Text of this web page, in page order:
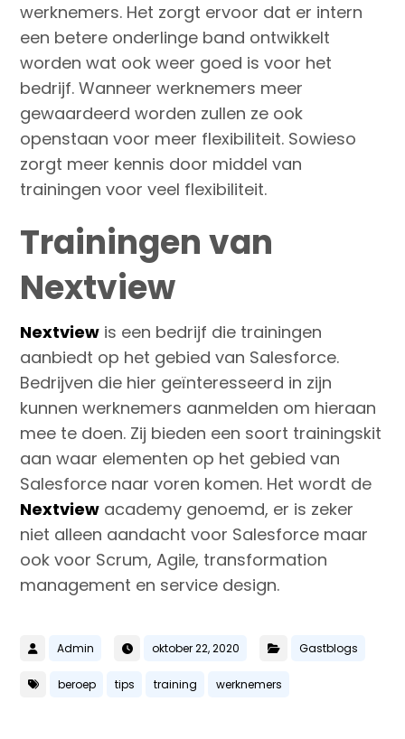
werknemers. Het zorgt ervoor dat er intern
een betere onderlinge band ontwikkelt
worden wat ook weer goed is voor het
bedrijf. Wanneer werknemers meer
gewaardeerd worden zullen ze ook
openstaan voor meer flexibiliteit. Sowieso
zorgt meer kennis door middel van
trainingen voor veel flexibiliteit.
Trainingen van
Nextview
Nextview is een bedrijf die trainingen
aanbiedt op het gebied van Salesforce.
Bedrijven die hier geïnteresseerd in zijn
kunnen werknemers aanmelden om hieraan
mee te doen. Zij bieden een soort trainingskit
aan waar elementen op het gebied van
Salesforce naar voren komen. Het wordt de
Nextview academy genoemd, er is zeker
niet alleen aandacht voor Salesforce maar
ook voor Scrum, Agile, transformation
management en service design.
Admin oktober 22, 2020 Gastblogs
beroep tips training werknemers